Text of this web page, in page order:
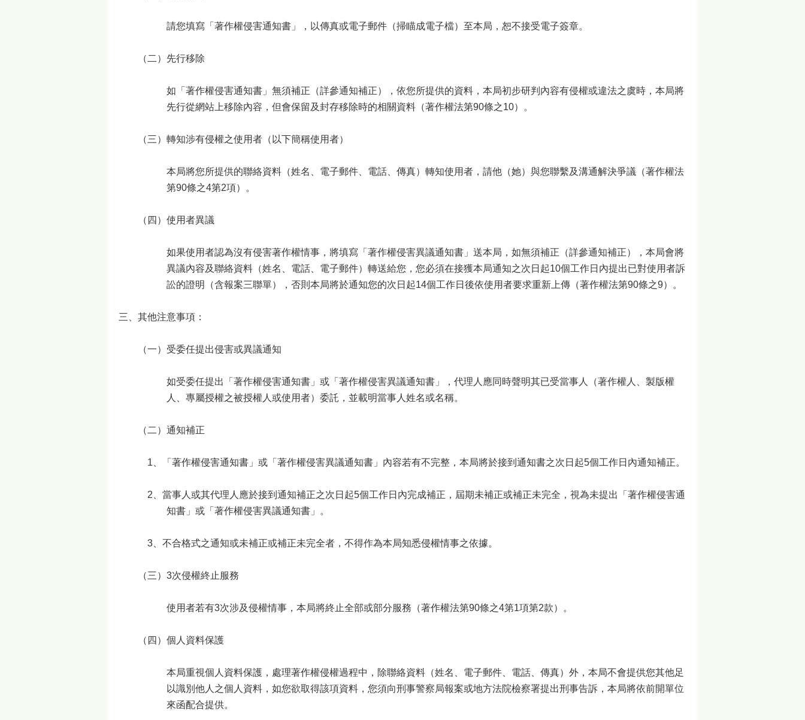
請您填寫「著作權侵害通知書」，以傳真或電子郵件（掃瞄成電子檔）至本局，恕不接受電子簽章。
（二）先行移除
如「著作權侵害通知書」無須補正（詳參通知補正），依您所提供的資料，本局初步研判內容有侵權或違法之虞時，本局將
先行從網站上移除內容，但會保留及封存移除時的相關資料（著作權法第90條之10）。
（三）轉知涉有侵權之使用者（以下簡稱使用者）
本局將您所提供的聯絡資料（姓名、電子郵件、電話、傳真）轉知使用者，請他（她）與您聯繫及溝通解決爭議（著作權法
第90條之4第2項）。
（四）使用者異議
如果使用者認為沒有侵害著作權情事，將填寫「著作權侵害異議通知書」送本局，如無須補正（詳參通知補正），本局會將
異議內容及聯絡資料（姓名、電話、電子郵件）轉送給您，您必須在接獲本局通知之次日起10個工作日內提出已對使用者訴
訟的證明（含報案三聯單），否則本局將於通知您的次日起14個工作日後依使用者要求重新上傳（著作權法第90條之9）。
三、其他注意事項：
（一）受委任提出侵害或異議通知
如受委任提出「著作權侵害通知書」或「著作權侵害異議通知書」，代理人應同時聲明其已受當事人（著作權人、製版權
人、專屬授權之被授權人或使用者）委託，並載明當事人姓名或名稱。
（二）通知補正
1、「著作權侵害通知書」或「著作權侵害異議通知書」內容若有不完整，本局將於接到通知書之次日起5個工作日內通知補正。
2、當事人或其代理人應於接到通知補正之次日起5個工作日內完成補正，屆期未補正或補正未完全，視為未提出「著作權侵害通
知書」或「著作權侵害異議通知書」。
3、不合格式之通知或未補正或補正未完全者，不得作為本局知悉侵權情事之依據。
（三）3次侵權終止服務
使用者若有3次涉及侵權情事，本局將終止全部或部分服務（著作權法第90條之4第1項第2款）。
（四）個人資料保護
本局重視個人資料保護，處理著作權侵權過程中，除聯絡資料（姓名、電子郵件、電話、傳真）外，本局不會提供您其他足
以識別他人之個人資料，如您欲取得該項資料，您須向刑事警察局報案或地方法院檢察署提出刑事告訴，本局將依前開單位
來函配合提供。